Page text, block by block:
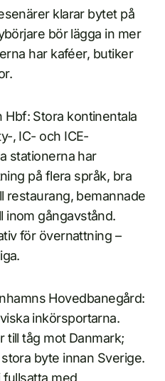
klarar bytet på
bör lägga in mer
har kaféer, butiker
Hbf: Stora kontinentala
, IC- och ICE-
stationerna har
på flera språk, bra
restaurang, bemannade
inom gångavstånd.
för övernattning –
Hovedbanegård:
inkörsportarna.
till tåg mot Danmark;
byte innan Sverige.
fullsatta med